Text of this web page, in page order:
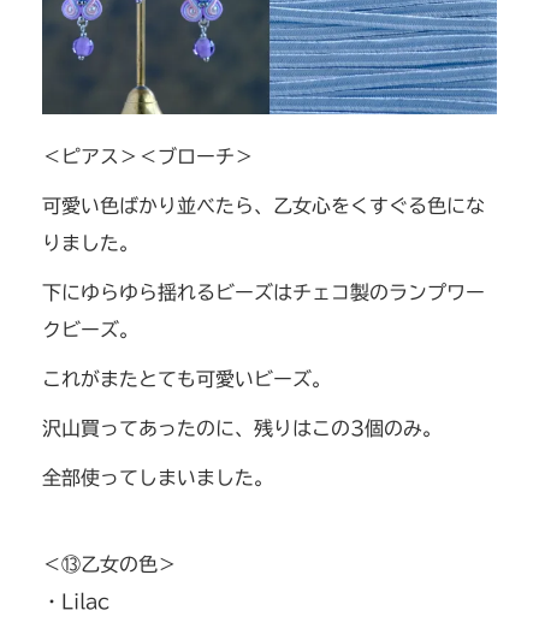
＜ピアス＞＜ブローチ＞
可愛い色ばかり並べたら、乙女心をくすぐる色にな
りました。
下にゆらゆら揺れるビーズはチェコ製のランプワー
クビーズ。
これがまたとても可愛いビーズ。
沢山買ってあったのに、残りはこの3個のみ。
全部使ってしまいました。
＜⑬乙女の色＞
・Lilac